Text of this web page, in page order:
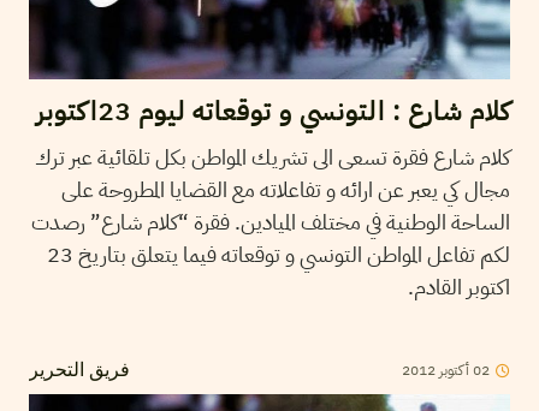
كلام شارع : التونسي و توقعاته ليوم 23اكتوبر
كلام شارع فقرة تسعى الى تشريك المواطن بكل تلقائية عبر ترك
مجال كي يعبر عن ارائه و تفاعلاته مع القضايا المطروحة على
الساحة الوطنية في مختلف الميادين. فقرة “كلام شارع” رصدت
لكم تفاعل المواطن التونسي و توقعاته فيما يتعلق بتاريخ 23
اكتوبر القادم.
فريق التحرير 02أكتوبر 2012